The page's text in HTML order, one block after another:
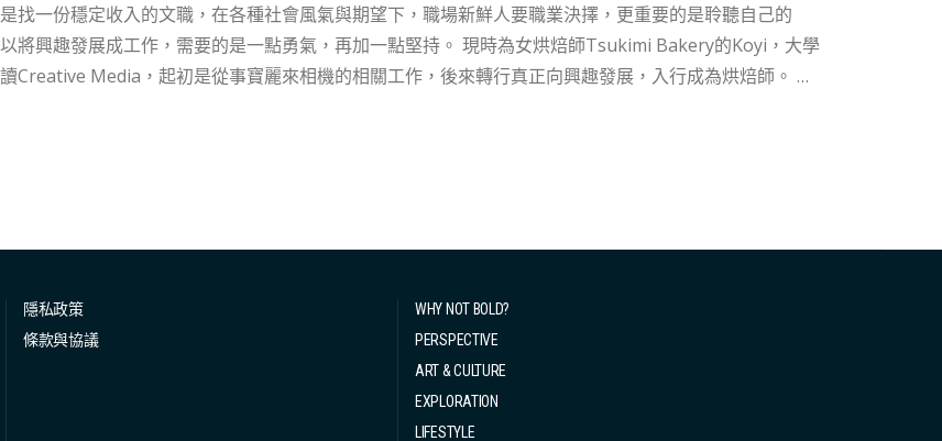
找一份穩定收入的文職，在各種社會風氣與期望下，職場新鮮人要職業決擇，更重要的是聆聽自己的
展成工作，需要的是一點勇氣，再加一點堅持。 現時為女烘焙師Tsukimi Bakery的Koyi，大學
Creative Media，起初是從事寶麗來相機的相關工作，後來轉行真正向興趣發展，入行成為烘焙師。 由
初好緊張呢個新嘗試，亦都好緊張計成本計得唔好會令公司收入不穩。...
隱私政策
條款與協議
WHY NOT BOLD?
PERSPECTIVE
ART & CULTURE
EXPLORATION
LIFESTYLE